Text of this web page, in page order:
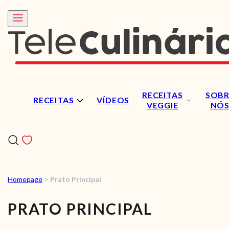
RECEITAS VÍDEOS
RECEITAS
VEGGIE
NÓS
VÍDEOS
Homepage > Prato Principal
PRATO PRINCIPAL